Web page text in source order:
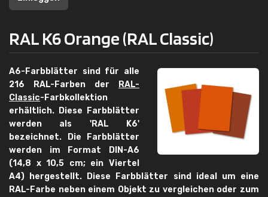
RAL K6 Orange (RAL Classic)
A6-Farbblätter sind für alle
216 RAL-Farben der
RAL-
Classic-Farbkollektion
erhältlich. Diese Farbblätter
werden als 'RAL K6'
bezeichnet. Die Farbblätter
werden im Format DIN-A6
(14,8 x 10,5 cm; ein Viertel
A4) hergestellt. Diese Farbblätter sind ideal um eine
RAL-Farbe neben einem Objekt zu vergleichen oder zum